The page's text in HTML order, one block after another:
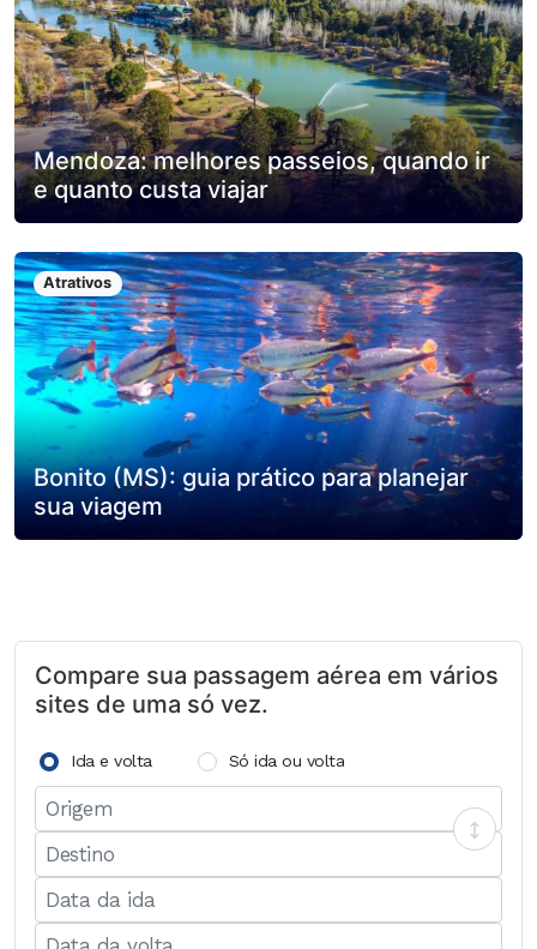
Mendoza: melhores passeios, quando ir
e quanto custa viajar
Atrativos
Bonito (MS): guia prático para planejar
sua viagem
Compare sua passagem aérea em vários
sites de uma só vez.
Ida e volta Só ida ou volta